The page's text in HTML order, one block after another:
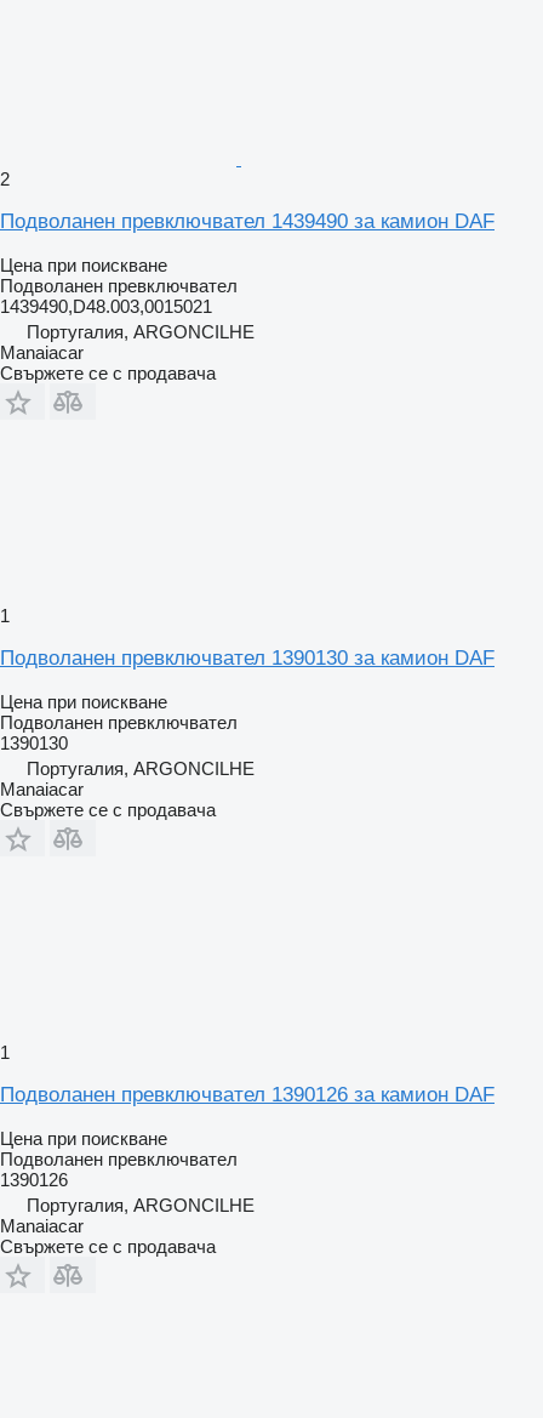
2
Подволанен превключвател 1439490 за камион DAF
Цена при поискване
Подволанен превключвател
1439490,D48.003,0015021
Португалия, ARGONCILHE
Manaiacar
Свържете се с продавача
1
Подволанен превключвател 1390130 за камион DAF
Цена при поискване
Подволанен превключвател
1390130
Португалия, ARGONCILHE
Manaiacar
Свържете се с продавача
1
Подволанен превключвател 1390126 за камион DAF
Цена при поискване
Подволанен превключвател
1390126
Португалия, ARGONCILHE
Manaiacar
Свържете се с продавача